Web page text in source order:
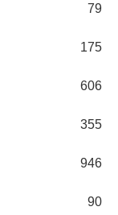
79
175
606
355
946
90